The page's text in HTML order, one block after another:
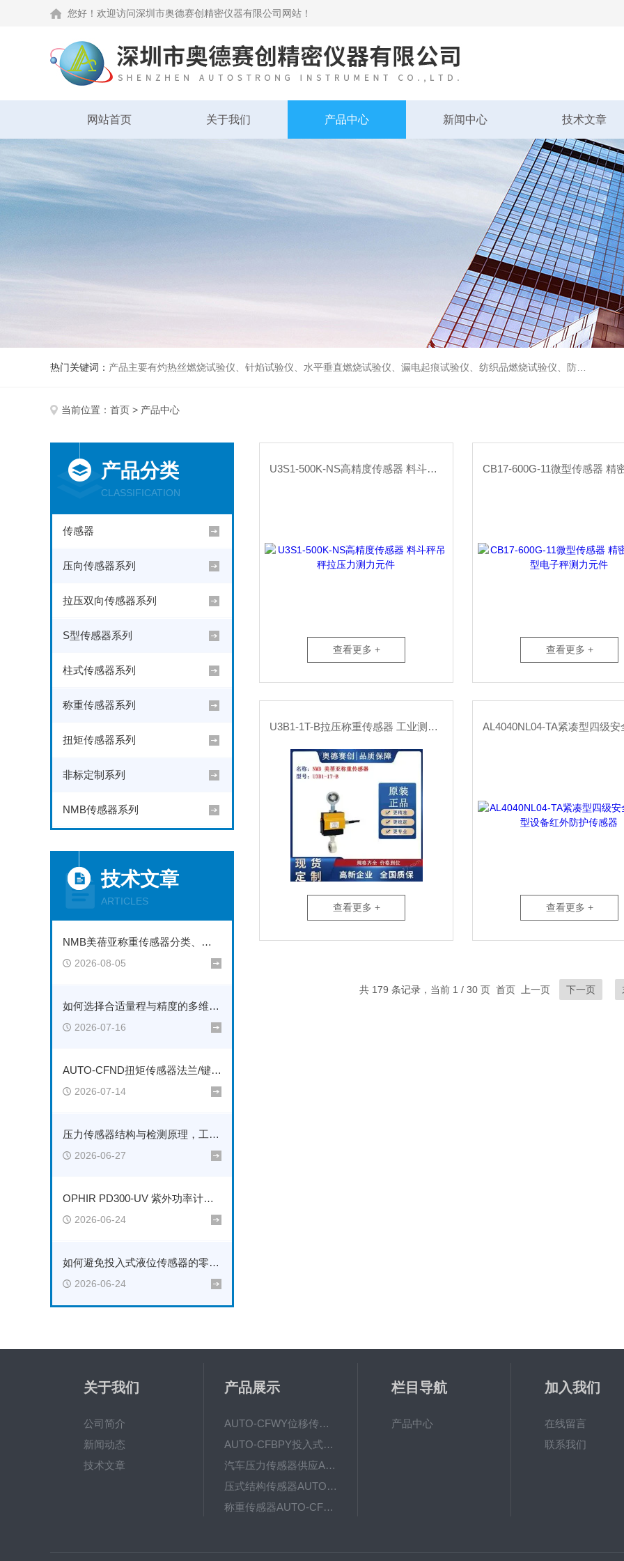
您好！欢迎访问深圳市奥德赛创精密仪器有限公司网站！
网站首页 关于我们 产品中心 新闻中心 技术文章
热门关键词： 产品主要有灼热丝燃烧试验仪、针焰试验仪、水平垂直燃烧试验仪、漏电起痕试验仪、纺织品燃烧试验仪、防护服热传导试验仪、熔融滴落试验仪、建筑材料燃烧性能试验仪、摩擦磨损试验仪及试验机等各类检测仪器，并代理了德国WAZAU、德国PTL、德国FISCHER、日本NMB、日本NoiseKen、美国MONROE ELECTRONICS等国际检测仪器。
当前位置： 首页 > 产品中心
产品分类
CLASSIFICATION
传感器
压向传感器系列
拉压双向传感器系列
S型传感器系列
柱式传感器系列
称重传感器系列
扭矩传感器系列
非标定制系列
NMB传感器系列
技术文章
ARTICLES
NMB美蓓亚称重传感器分类、选型方法及工业应用技术详解
2026-08-05
如何选择合适量程与精度的多维力传感器
2026-07-16
AUTO-CFND扭矩传感器法兰/键槽连接方式安装注意事项
2026-07-14
压力传感器结构与检测原理，工业压力监测完整解析
2026-06-27
OPHIR PD300-UV 紫外功率计参数解读，UV能量精准测量方案
2026-06-24
如何避免投入式液位传感器的零点漂移与冷凝水影响？
2026-06-24
U3S1-500K-NS高精度传感器 料斗秤吊秤拉压力测力元件
查看更多 + 查看更多 +
U3B1-1T-B拉压称重传感器 工业测力 高精度荷重
查看更多 + 查看更多 +
共 179 条记录，当前 1 / 30 页 首页 上一页 下一页
关于我们
公司简介
新闻动态
技术文章
产品展示
AUTO-CFWY位移传感器拉伸和回弹变送器
AUTO-CFBPY投入式液位传感器工厂变送器
汽车压力传感器供应AUTO-SR097工厂直销
压式结构传感器AUTO S114B工厂直销变送器
称重传感器AUTO-CFBLBH实验设备测量仪器
栏目导航
产品中心
加入我们
在线留言
联系我们